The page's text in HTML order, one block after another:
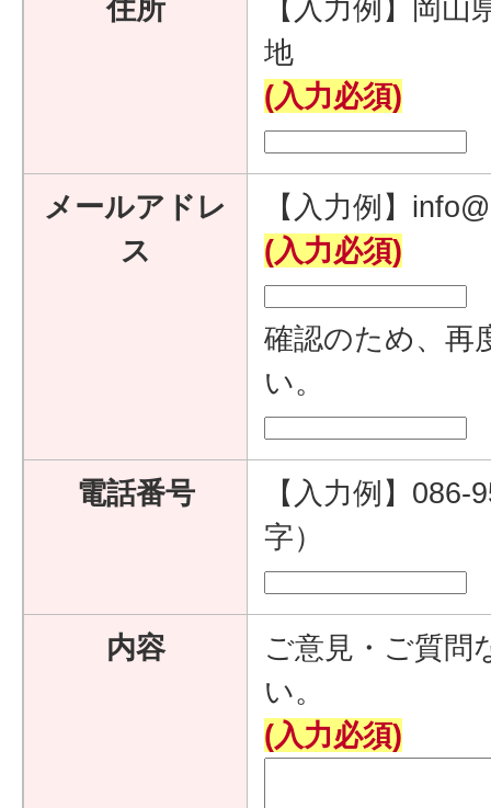
住所
【入力例】岡
地
(入力必須)
メールアドレ
ス
【入力例】
(入力必須)
確認のため、再
い。
電話番号
【入力例】
字）
内容
ご意見・ご質問
い。
(入力必須)